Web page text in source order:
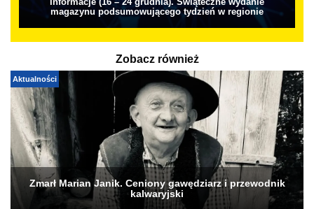
Informacje (16 – 24 grudnia). Świąteczne wydanie
magazynu podsumowującego tydzień w regionie
Zobacz również
Aktualności
Zmarł Marian Janik. Ceniony gawędziarz i przewodnik
kalwaryjski